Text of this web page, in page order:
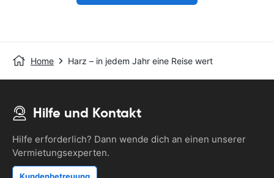
Home Harz – in jedem Jahr eine Reise wert
Hilfe und Kontakt
Hilfe erforderlich? Dann wende dich an einen unserer
Vermietungsexperten.